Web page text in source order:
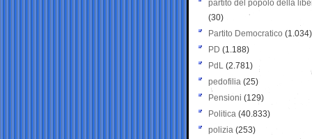
partito del popolo della
(30)
Partito Democratico (1.034)
PD (1.188)
PdL (2.781)
pedofilia (25)
Pensioni (129)
Politica (40.833)
polizia (253)